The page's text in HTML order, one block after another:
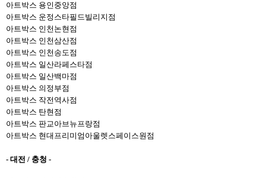
아트박스 용인중앙점
아트박스 운정스타필드빌리지점
아트박스 인천논현점
아트박스 인천삼산점
아트박스 인천송도점
아트박스 일산라페스타점
아트박스 일산백마점
아트박스 의정부점
아트박스 작전역사점
아트박스 탄현점
아트박스 판교아브뉴프랑점
아트박스 현대프리미엄아울렛스페이스원 점
- 대전 / 충청 -